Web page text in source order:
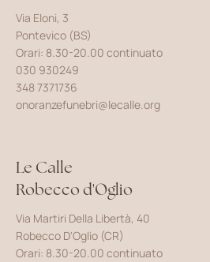
Via Eloni, 3
Pontevico (BS)
Orari: 8.30-20.00 continuato
030 930249
348 7371736
onoranzefunebri@lecalle.org
Le Calle
Robecco d'Oglio
Via Martiri Della Libertà, 40
Robecco D'Oglio (CR)
Orari: 8.30-20.00 continuato